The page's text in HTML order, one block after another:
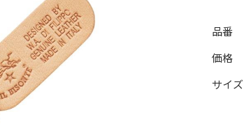
品番
価格
サイズ